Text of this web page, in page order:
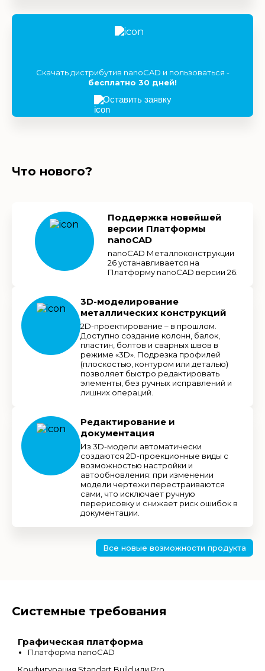
Скачать дистрибутив nanoCAD и пользоваться -
бесплатно 30 дней!
Оставить заявку
Что нового?
Поддержка новейшей
версии Платформы
nanoCAD
nanoCAD Металлоконструкции
26 устанавливается на
Платформу nanoCAD версии 26.
3D-моделирование
металлических конструкций
2D-проектирование – в прошлом.
Доступно создание колонн, балок,
пластин, болтов и сварных швов в
режиме «3D». Подрезка профилей
(плоскостью, контуром или деталью)
позволяет быстро редактировать
элементы, без ручных исправлений и
лишних операций.
Редактирование и
документация
Из 3D-модели автоматически
создаются 2D-проекционные виды с
возможностью настройки и
автообновления: при изменении
модели чертежи перестраиваются
сами, что исключает ручную
перерисовку и снижает риск ошибок в
документации.
Все новые возможности продукта
Системные требования
Графическая платформа
Платформа nanoCAD